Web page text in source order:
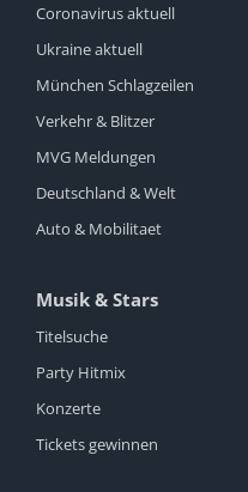
Coronavirus aktuell
Ukraine aktuell
München Schlagzeilen
Verkehr & Blitzer
MVG Meldungen
Deutschland & Welt
Auto & Mobilitaet
Musik & Stars
Titelsuche
Party Hitmix
Konzerte
Tickets gewinnen